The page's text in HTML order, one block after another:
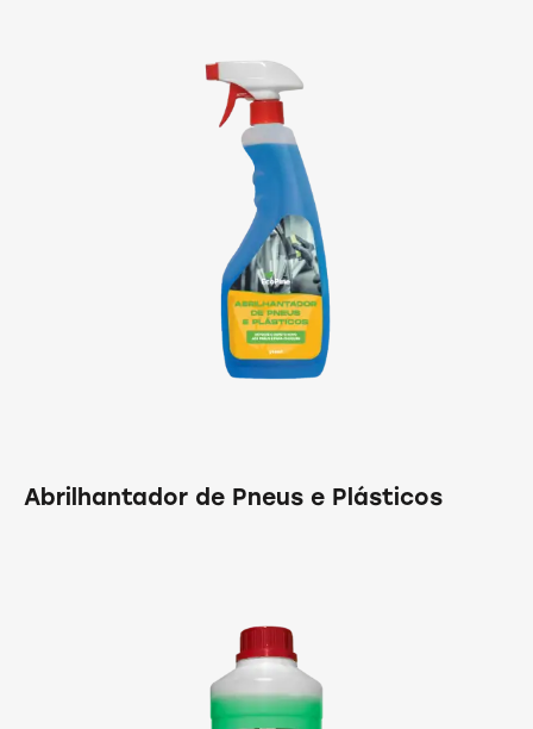
Abrilhantador de Pneus e Plásticos